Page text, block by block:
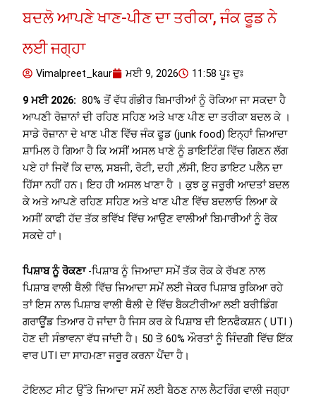
ਬਦਲੋ ਆਪਣੇ ਖਾਣ-ਪੀਣ ਦਾ ਤਰੀਕਾ, ਜੰਕ ਫੂਡ ਨੇ
ਲਈ ਜਗ੍ਹਾ
Vimalpreet_kaur ਮਈ 9, 2026 11:58 ਪੂਃ ਦੁਃ
9 ਮਈ 2026: 80% ਤੋਂ ਵੱਧ ਗੰਭੀਰ ਬਿਮਾਰੀਆਂ ਨੂੰ ਰੋਕਿਆ ਜਾ ਸਕਦਾ ਹੈ
ਆਪਣੀ ਰੋਜ਼ਾਨਾਂ ਦੀ ਰਹਿਣ ਸਹਿਣ ਅਤੇ ਖਾਣ ਪੀਣ ਦਾ ਤਰੀਕਾ ਬਦਲ ਕੇ ।
ਸਾਡੇ ਰੋਜ਼ਾਨਾ ਦੇ ਖਾਣ ਪੀਣ ਵਿੱਚ ਜੰਕ ਫੂਡ (junk food) ਇਨ੍ਹਾਂ ਜ਼ਿਆਦਾ
ਸ਼ਾਮਿਲ ਹੋ ਗਿਆ ਹੈ ਕਿ ਅਸੀਂ ਅਸਲ ਖਾਣੇ ਨੂੰ ਡਾਇਟਿੰਗ ਵਿੱਚ ਗਿਣਨ ਲੱਗ
ਪਏ ਹਾਂ ਜਿਵੇਂ ਕਿ ਦਾਲ, ਸਬਜੀ, ਰੋਟੀ, ਦਹੀ ,ਲੱਸੀ, ਇਹ ਡਾਇਟ ਪਲੈਨ ਦਾ
ਹਿੱਸਾ ਨਹੀਂ ਹਨ। ਇਹ ਹੀ ਅਸਲ ਖਾਣਾ ਹੈ । ਕੁਝ ਕੂ ਜਰੂਰੀ ਆਦਤਾਂ ਬਦਲ
ਕੇ ਅਤੇ ਆਪਣੇ ਰਹਿਣ ਸਹਿਣ ਅਤੇ ਖਾਣ ਪੀਣ ਵਿੱਚ ਬਦਲਾਓ ਲਿਆ ਕੇ
ਅਸੀਂ ਕਾਫੀ ਹੱਦ ਤੱਕ ਭਵਿੱਖ ਵਿੱਚ ਆਉਣ ਵਾਲੀਆਂ ਬਿਮਾਰੀਆਂ ਨੂੰ ਰੋਕ
ਸਕਦੇ ਹਾਂ।
ਪਿਸ਼ਾਬ ਨੂੰ ਰੋਕਣਾ-ਪਿਸ਼ਾਬ ਨੂੰ ਜਿਆਦਾ ਸਮੇਂ ਤੱਕ ਰੋਕ ਕੇ ਰੱਖਣ ਨਾਲ
ਪਿਸ਼ਾਬ ਵਾਲੀ ਥੈਲੀ ਵਿੱਚ ਜਿਆਦਾ ਸਮੇਂ ਲਈ ਜੇਕਰ ਪਿਸ਼ਾਬ ਰੁਕਿਆ ਰਹੇ
ਤਾਂ ਇਸ ਨਾਲ ਪਿਸ਼ਾਬ ਵਾਲੀ ਥੈਲੀ ਦੇ ਵਿੱਚ ਬੈਕਟੀਰੀਆ ਲਈ ਬਰੀਡਿੰਗ
ਗਰਾਊਂਡ ਤਿਆਰ ਹੋ ਜਾਂਦਾ ਹੈ ਜਿਸ ਕਰ ਕੇ ਪਿਸ਼ਾਬ ਦੀ ਇਨਫੈਕਸ਼ਨ ( UTI )
ਹੋਣ ਦੀ ਸੰਭਾਵਨਾ ਵੱਧ ਜਾਂਦੀ ਹੈ। 50 ਤੋ 60% ਔਰਤਾਂ ਨੂੰ ਜਿੰਦਗੀ ਵਿੱਚ ਇੱਕ
ਵਾਰ UTI ਦਾ ਸਾਹਮਣਾ ਜਰੂਰ ਕਰਨਾ ਪੈਂਦਾ ਹੈ।
ਟੋਇਲਟ ਸੀਟ ਉੱਤੇ ਜਿਆਦਾ ਸਮੇਂ ਲਈ ਬੈਠਣ ਨਾਲ ਲੈਟਰਿੰਗ ਵਾਲੀ ਜਗ੍ਹਾ